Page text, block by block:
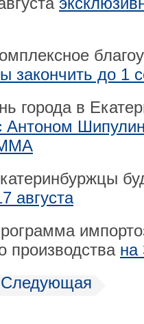
закончить до 1
города в
Антоном
августа
производства на
Следующая